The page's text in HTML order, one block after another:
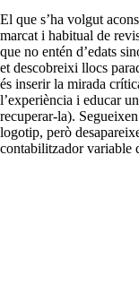
El que s’ha volgut
marcat i habitual de
que no entén d’edats
et descobreixi llocs
és inserir la mirada
l’experiència i educar
recuperar-la).
logotip, però
contabilitzador variable